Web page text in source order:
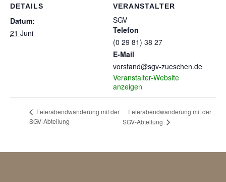
DETAILS
Datum:
21 Juni
VERANSTALTER
SGV
Telefon
(0 29 81) 38 27
E-Mail
vorstand@sgv-zueschen.de
Veranstalter-Website
anzeigen
Feierabendwanderung mit der
SGV-Abteilung
Feierabendwanderung mit der
SGV-Abteilung